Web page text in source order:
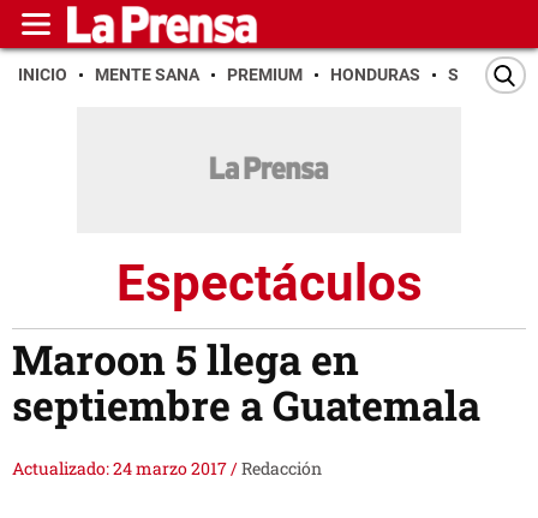
INICIO MENTE SANA PREMIUM HONDURAS SAN PEDRO
Espectáculos
Maroon 5 llega en
septiembre a Guatemala
Actualizado: 24 marzo 2017/Redacción